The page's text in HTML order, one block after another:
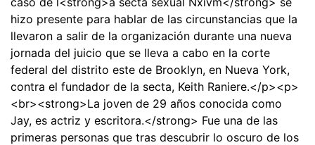
hizo presente para hablar de las circunstancias que la
llevaron a salir de la organización durante una nueva
jornada del juicio que se lleva a cabo en la corte
federal del distrito este de Brooklyn, en Nueva York,
contra el fundador de la secta, Keith Raniere.</p><p>
<br><strong>La joven de 29 años conocida como
Jay, es actriz y escritora.</strong> Fue una de las
primeras personas que tras descubrir lo oscuro de los